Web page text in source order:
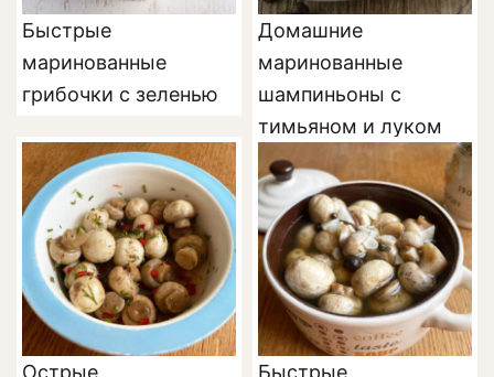
Быстрые
маринованные
грибочки с зеленью
Домашние
маринованные
шампиньоны с
тимьяном и луком